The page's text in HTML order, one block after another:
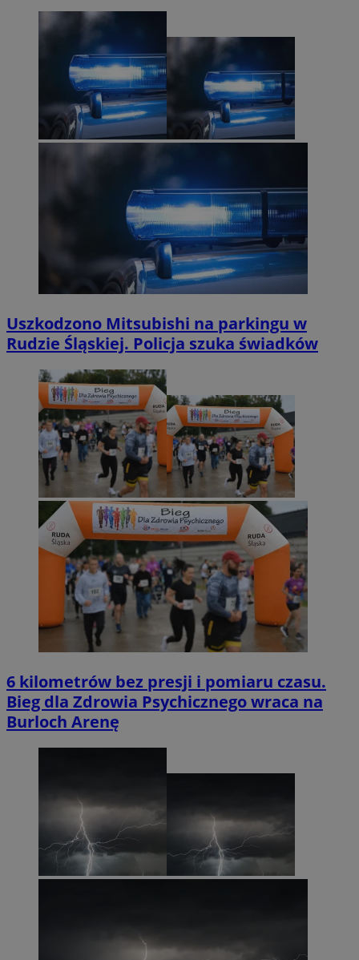
Uszkodzono Mitsubishi na parkingu w
Rudzie Śląskiej. Policja szuka świadków
6 kilometrów bez presji i pomiaru czasu.
Bieg dla Zdrowia Psychicznego wraca na
Burloch Arenę